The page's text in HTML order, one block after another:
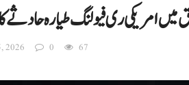
امریکی ری فیولنگ طیارہ حادثے
2026 0 67